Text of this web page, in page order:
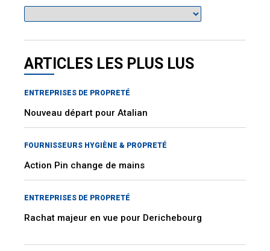
ARTICLES LES PLUS LUS
ENTREPRISES DE PROPRETÉ
Nouveau départ pour Atalian
FOURNISSEURS HYGIÈNE & PROPRETÉ
Action Pin change de mains
ENTREPRISES DE PROPRETÉ
Rachat majeur en vue pour Derichebourg